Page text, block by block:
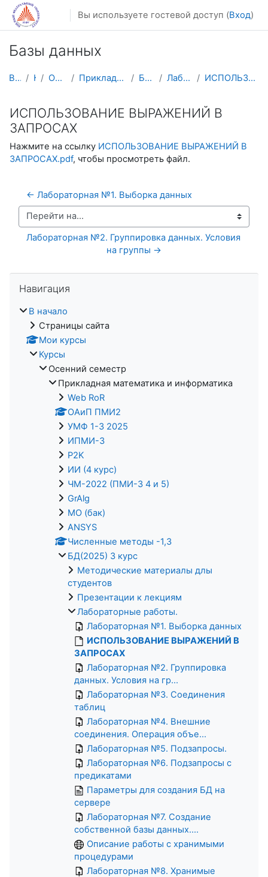
Перейти к основному содержанию
Вы используете гостевой доступ (Вход)
Базы данных
В начало Курсы Осенний семестр Прикладная математика и информатика БД(2025) 3 курс Лабораторные работы. ИСПОЛЬЗОВАНИЕ ВЫРАЖЕНИЙ В ЗАПРОСАХ
ИСПОЛЬЗОВАНИЕ ВЫРАЖЕНИЙ В
ЗАПРОСАХ
Нажмите на ссылку ИСПОЛЬЗОВАНИЕ ВЫРАЖЕНИЙ В
ЗАПРОСАХ.pdf, чтобы просмотреть файл.
← Лабораторная №1. Выборка данных
Перейти на...
Лабораторная №2. Группировка данных. Условия
на группы →
Навигация
В начало
Страницы сайта
Мои курсы
Курсы
Осенний семестр
Прикладная математика и информатика
Web RoR
ОАиП ПМИ2
УМФ 1-3 2025
ИПМИ-3
P2K
ИИ (4 курс)
ЧМ-2022 (ПМИ-3 4 и 5)
GrAlg
МО (бак)
ANSYS
Численные методы -1,3
БД(2025) 3 курс
Методические материалы длы
студентов
Презентации к лекциям
Лабораторные работы.
Лабораторная №1. Выборка данных
ИСПОЛЬЗОВАНИЕ ВЫРАЖЕНИЙ В
ЗАПРОСАХ
Лабораторная №2. Группировка
данных. Условия на гр...
Лабораторная №3. Соединения
таблиц
Лабораторная №4. Внешние
соединения. Операция объе...
Лабораторная №5. Подзапросы.
Лабораторная №6. Подзапросы с
предикатами
Параметры для создания БД на
сервере
Лабораторная №7. Создание
собственной базы данных....
Описание работы с хранимыми
процедурами
Лабораторная №8. Хранимые